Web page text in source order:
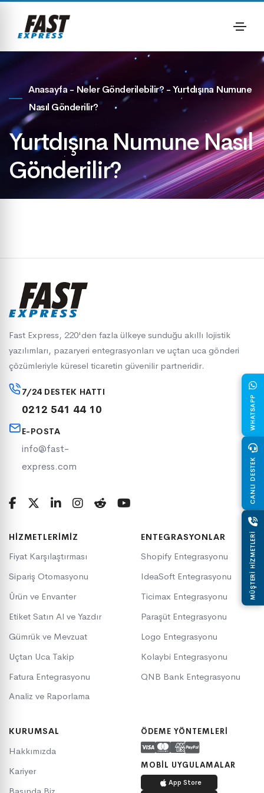
Anasayfa-Neler Gönderilebilir? -Yurtdışına Numune
Nasıl Gönderilir?
Yurtdışına Numune Nasıl
Gönderilir?
Fast Express, 220'den fazla ülkeye sunduğu akıllı lojistik
yazılımları, pazaryeri entegrasyonları ve uçtan uca gönderi
çözümleriyle küresel ticaretin güvenilir partneridir.
7/24 DESTEK HATTI
0212 541 44 10
E-POSTA
info@fast-
express.com
HIZMETLERIMIZ
Fiyat Karşılaştırması
Sipariş Otomasyonu
Ürün ve Envanter
Etiket Satın Al ve Yazdır
Gümrük ve Mevzuat
Uçtan Uca Takip
Fatura Entegrasyonu
Analiz ve Raporlama
ENTEGRASYONLAR
Shopify Entegrasyonu
IdeaSoft Entegrasyonu
Ticimax Entegrasyonu
Paraşüt Entegrasyonu
Logo Entegrasyonu
Kolaybi Entegrasyonu
QNB Bank Entegrasyonu
KURUMSAL
Hakkımızda
Kariyer
ÖDEME YÖNTEMLERI
MOBIL UYGULAMALAR
App Store
WHATSAPP
CANLI DESTEK
MÜŞTERİ HİZMETLERİ